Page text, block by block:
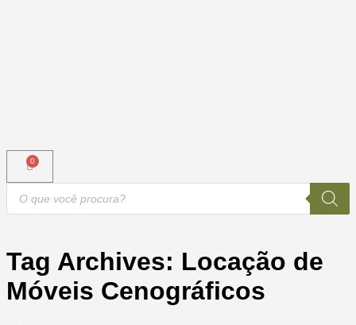
Tag Archives: Locação de
Móveis Cenográficos